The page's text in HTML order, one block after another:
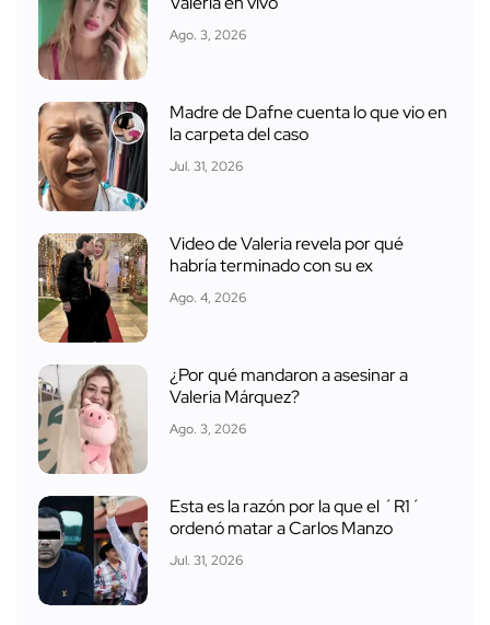
Ago. 3, 2026
Madre de Dafne cuenta lo que vio en
la carpeta del caso
Jul. 31, 2026
Video de Valeria revela por qué
habría terminado con su ex
Ago. 4, 2026
¿Por qué mandaron a asesinar a
Valeria Márquez?
Ago. 3, 2026
Esta es la razón por la que el ´R1´
ordenó matar a Carlos Manzo
Jul. 31, 2026